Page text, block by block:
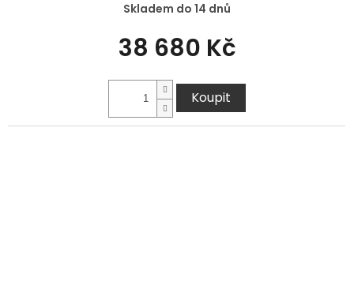
Skladem do 14 dnů
38 680 Kč
Koupit